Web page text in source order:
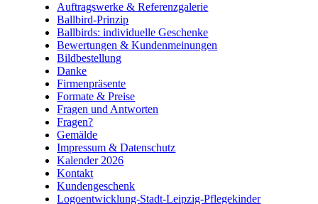
Auftragswerke & Referenzgalerie
Ballbird-Prinzip
Ballbirds: individuelle Geschenke
Bewertungen & Kundenmeinungen
Bildbestellung
Danke
Firmenpräsente
Formate & Preise
Fragen und Antworten
Fragen?
Gemälde
Impressum & Datenschutz
Kalender 2026
Kontakt
Kundengeschenk
Logoentwicklung-Stadt-Leipzig-Pflegekinder